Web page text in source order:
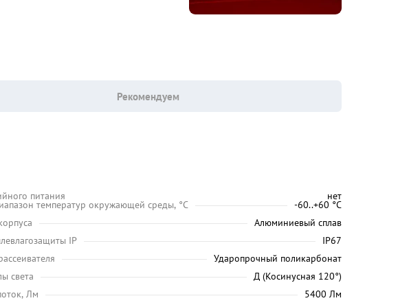
Рекомендуем
питания нет
температур окружающей среды, °C
-60..+60 °С
Алюминиевый сплав
IP
IP67
Ударопрочный поликарбонат
света
Д (Косинусная 120°)
Лм
5400 Лм